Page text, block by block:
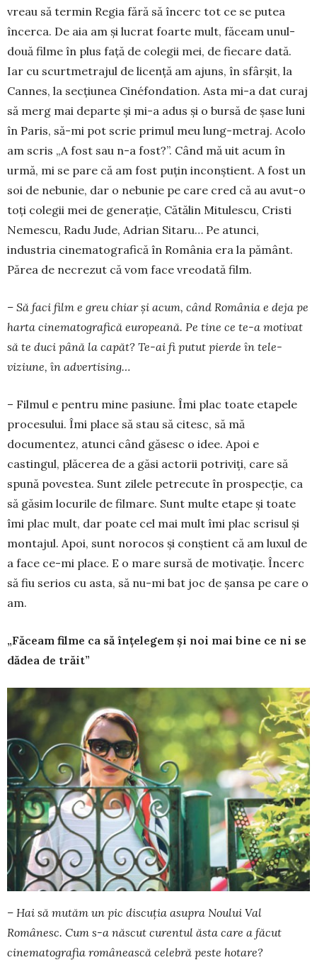
vreau să termin Regia fără să încerc tot ce se putea
încerca. De aia am și lucrat foarte mult, fă­ceam unul-
două filme în plus față de colegii mei, de fiecare dată.
Iar cu scurtmetrajul de li­cență am ajuns, în sfârșit, la
Cannes, la sec­țiunea Cinéfon­da­tion. Asta mi-a dat curaj
să merg mai departe și mi-a adus și o bursă de șase luni
în Paris, să-mi pot scrie primul meu lung-metraj. Acolo
am scris „A fost sau n-a fost?”. Când mă uit acum în
urmă, mi se pare că am fost puțin inconștient. A fost un
soi de nebunie, dar o nebunie pe care cred că au avut-o
toți colegii mei de generație, Cătălin Mi­tulescu, Cristi
Nemescu, Radu Jude, Adri­an Sita­ru… Pe atunci,
industria cinema­to­grafică în Ro­mâ­nia era la pământ.
Părea de necrezut că vom fa­ce vreodată film.
– Să faci film e greu chiar și acum, când Ro­mânia e deja pe
harta cinematografică euro­pea­nă. Pe tine ce te-a motivat
să te duci până la capăt? Te-ai fi putut pierde în tele­
viziune, în advertising…
– Filmul e pentru mine pasiune. Îmi plac toate etapele
procesului. Îmi place să stau să citesc, să mă
documentez, atunci când găsesc o idee. Apoi e
castingul, plăcerea de a găsi actorii po­triviți, care să
spună povestea. Sunt zilele petrecute în pros­pecție, ca
să găsim locurile de filmare. Sunt multe etape și toate
îmi plac mult, dar poate cel mai mult îmi plac scrisul și
montajul. Apoi, sunt norocos și conștient că am luxul de
a face ce-mi place. E o mare sursă de motivație. Încerc
să fiu serios cu asta, să nu-mi bat joc de șansa pe care o
am.
„Făceam filme ca să înțelegem și noi mai bine ce ni se
dădea de trăit”
– Hai să mutăm un pic discuția asupra Noului Val
Românesc. Cum s-a născut curentul ăsta care a făcut
cinematografia românească celebră peste hotare?